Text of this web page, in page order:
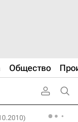
Общество